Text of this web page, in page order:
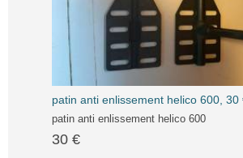
patin anti enlissement helico 600, 30
patin anti enlissement helico 600
30 €